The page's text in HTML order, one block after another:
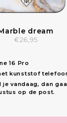
dream
€26,95
16 Pro
kunststof
je vandaag, dan
op de post.